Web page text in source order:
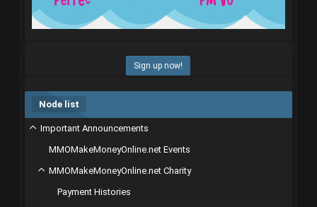
Sign up now!
Node list
Important Announcements
MMOMakeMoneyOnline.net Events
MMOMakeMoneyOnline.net Charity
Payment Histories